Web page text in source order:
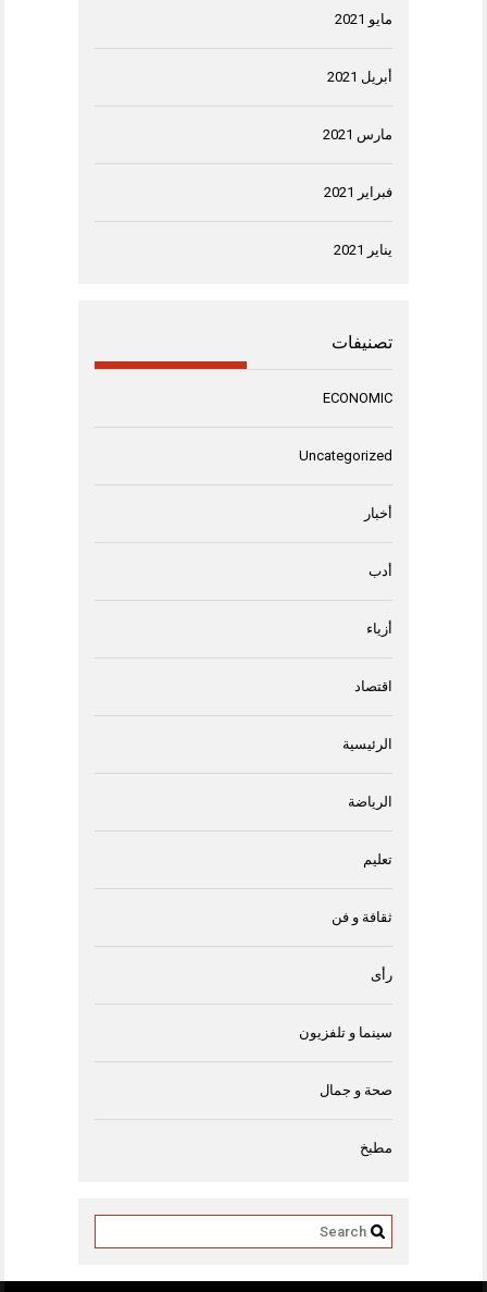
مايو 2021
أبريل 2021
مارس 2021
فبراير 2021
يناير 2021
تصنيفات
ECONOMIC
Uncategorized
أخبار
أدب
أزياء
اقتصاد
الرئيسية
الرياضة
تعليم
ثقافة و فن
رأى
سينما و تلفزيون
صحة و جمال
مطبخ